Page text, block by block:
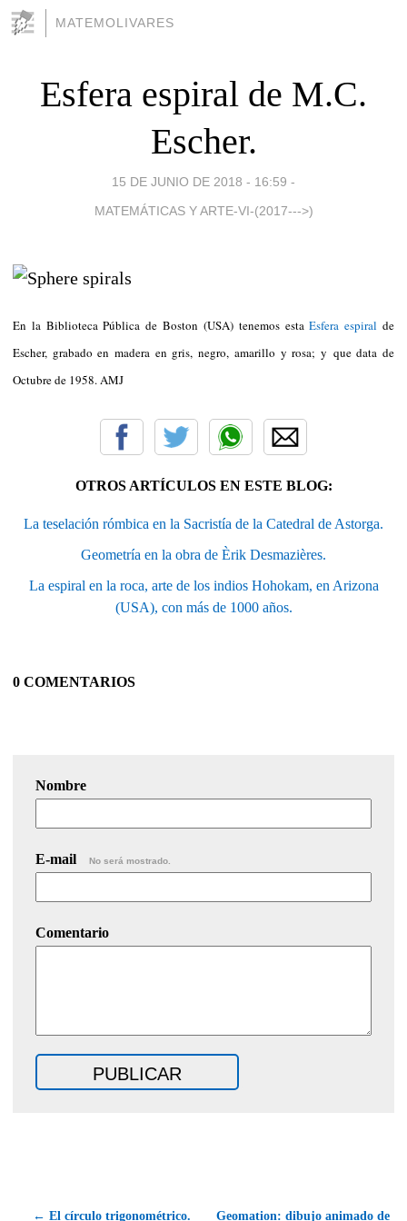
MATEMOLIVARES
Esfera espiral de M.C.
Escher.
15 DE JUNIO DE 2018 - 16:59 -
MATEMÁTICAS Y ARTE-VI-(2017--->)
En la Biblioteca Pública de Boston (USA) tenemos estaEsfera espiralde
Escher, grabado en madera en gris, negro, amarillo y rosa; y que data de
Octubre de 1958. AMJ
OTROS ARTÍCULOS EN ESTE BLOG:
La teselación rómbica en la Sacristía de la Catedral de Astorga.
Geometría en la obra de Èrik Desmazières.
La espiral en la roca, arte de los indios Hohokam, en Arizona
(USA), con más de 1000 años.
0 COMENTARIOS
Nombre
E-mail No será mostrado.
Comentario
← El círculo trigonométrico. Geomation: dibujo animado de